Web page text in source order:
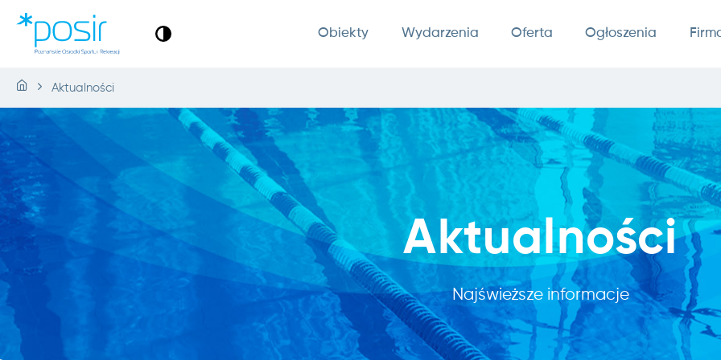
Obiekty Wydarzenia Oferta Ogłoszenia
Aktualności
Aktualności
Najświeższe informacje